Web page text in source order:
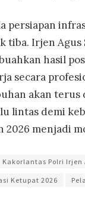
persiapan
tiba. Irjen Agus
hasil
secara
akan
lintas demi
2026 menjadi
Kakorlantas Polri Irjen
Ketupat 2026